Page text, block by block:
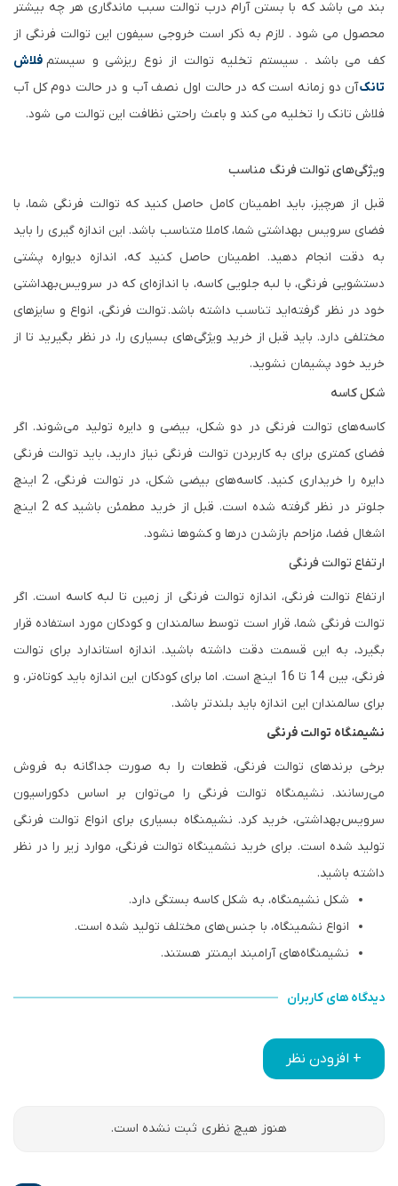
بند می باشد که با بستن آرام درب توالت سبب ماندگاری هر چه بیشتر
محصول می شود . لازم به ذکر است خروجی سیفون این توالت فرنگی از
کف می باشد . سیستم تخلیه توالت از نوع ریزشی و سیستم فلاش
تانکآن دو زمانه است که در حالت اول نصف آب و در حالت دوم کل آب
فلاش تانک را تخلیه می کند و باعث راحتی نظافت این توالت می شود.
ویژگی‌های توالت فرنگ مناسب
قبل از هرچیز، باید اطمینان کامل حاصل کنید که توالت فرنگی شما، با
فضای سرویس بهداشتی شما، کاملا متناسب باشد. این اندازه‌ گیری را باید
به دقت انجام دهید. اطمینان حاصل کنید که، اندازه دیواره پشتی
دستشویی فرنگی، با لبه جلویی کاسه، با اندازه‌ای که در سرویس‌بهداشتی
خود در نظر گرفته‌اید تناسب داشته باشد. توالت فرنگی، انواع و سایزهای
مختلفی دارد. باید قبل از خرید ویژگی‌های بسیاری را، در نظر بگیرید تا از
خرید خود پشیمان نشوید.
شکل کاسه
کاسه‌های توالت فرنگی در دو شکل، بیضی و دایره تولید می‌شوند. اگر
فضای کمتری برای به کاربردن توالت فرنگی نیاز دارید، باید توالت فرنگی
دایره‌ را خریداری کنید. کاسه‌های بیضی شکل، در توالت فرنگی، 2 اینچ
جلوتر در نظر گرفته شده است. قبل از خرید مطمئن باشید که 2 اینچ
اشغال فضا، مزاحم بازشدن درها و کشوها نشود.
ارتفاع توالت فرنگی
ارتفاع توالت فرنگی، اندازه توالت فرنگی از زمین تا لبه کاسه است. اگر
توالت فرنگی شما، قرار است توسط سالمندان و کودکان مورد استفاده قرار
بگیرد، به این قسمت دقت داشته باشید. اندازه استاندارد برای توالت
فرنگی، بین 14 تا 16 اینچ است. اما برای کودکان این اندازه باید کوتاه‌تر، و
برای سالمندان این اندازه باید بلندتر باشد.
نشیمنگاه توالت فرنگی
برخی برندهای توالت فرنگی، قطعات را به صورت جداگانه به فروش
می‌رسانند. نشیمنگاه توالت فرنگی را می‌توان بر اساس دکوراسیون
سرویس‌بهداشتی، خرید کرد. نشیمنگاه بسیاری برای انواع توالت فرنگی
تولید شده است. برای خرید نشمینگاه توالت فرنگی، موارد زیر را در نظر
داشته باشید.
شکل نشیمنگاه، به شکل کاسه بستگی دارد.
انواع نشمینگاه، با جنس‌های مختلف تولید شده است.
نشیمنگاه‌‌های آرامبند ایمنتر هستند.
دیدگاه های کاربران
+ افزودن نظر
هنوز هیچ نظری ثبت نشده است.